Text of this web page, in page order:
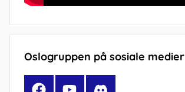
Oslogruppen på sosiale medier
FacebookYouTubeDiscord